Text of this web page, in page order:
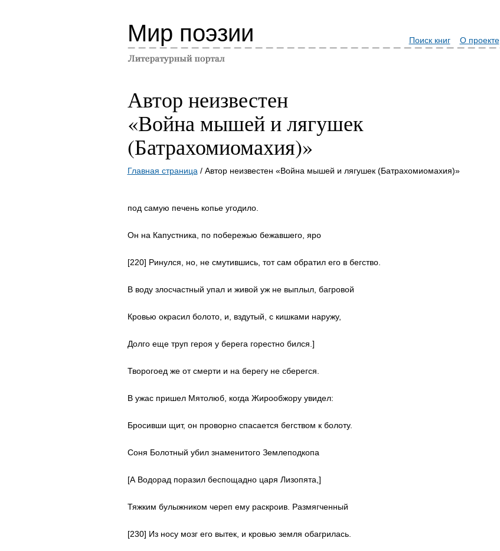
Мир поэзии Поиск книг О проекте
Автор неизвестен
«Война мышей и лягушек
(Батрахомиомахия)»
Главная страница / Автор неизвестен «Война мышей и лягушек (Батрахомиомахия)»
под самую печень копье угодило.
Он на Капустника, по побережью бежавшего, яро
[220] Ринулся, но, не смутившись, тот сам обратил его в бегство.
В воду злосчастный упал и живой уж не выплыл, багровой
Кровью окрасил болото, и, вздутый, с кишками наружу,
Долго еще труп героя у берега горестно бился.]
Творогоед же от смерти и на берегу не сберегся.
В ужас пришел Мятолюб, когда Жирообжору увидел:
Бросивши щит, он проворно спасается бегством к болоту.
Соня Болотный убил знаменитого Землеподкопа
[А Водорад поразил беспощадно царя Лизопята,]
Тяжким булыжником череп ему раскроив. Размягченный
[230] Из носу мозг его вытек, и кровью земля обагрилась.